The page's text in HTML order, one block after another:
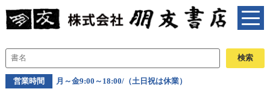
営業時間 月～金9:00～18:00/（土日祝は休業）